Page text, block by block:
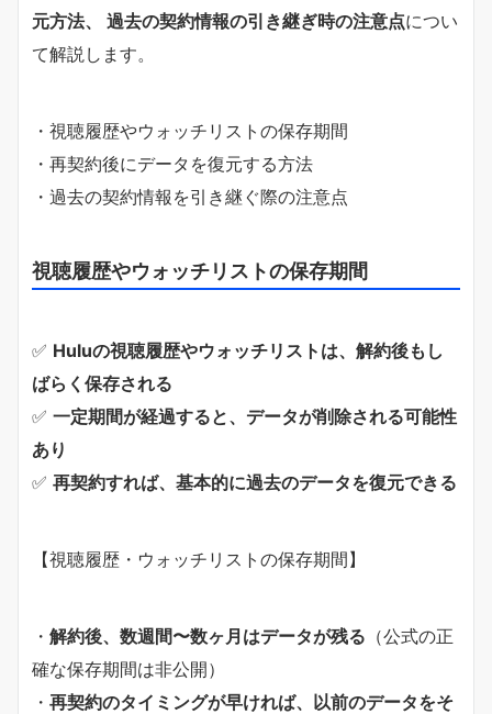
元方法、 過去の契約情報の引き継ぎ時の注意点につい
て解説します。
・視聴履歴やウォッチリストの保存期間
・再契約後にデータを復元する方法
・過去の契約情報を引き継ぐ際の注意点
視聴履歴やウォッチリストの保存期間
✅ Huluの視聴履歴やウォッチリストは、解約後もし
ばらく保存される
✅ 一定期間が経過すると、データが削除される可能性
あり
✅ 再契約すれば、基本的に過去のデータを復元できる
【視聴履歴・ウォッチリストの保存期間】
・ 解約後、数週間〜数ヶ月はデータが残る （公式の正
確な保存期間は非公開）
・ 再契約のタイミングが早ければ、以前のデータをそ